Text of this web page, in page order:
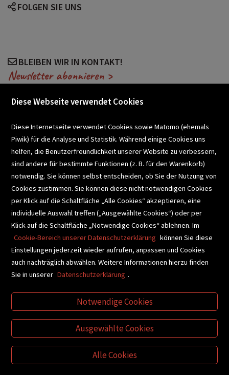
FOLGEN SIE UNS
BLEIBEN WIR IN KONTAKT!
Newsletter abonnieren >
SCHULBUCHSERVICE
BUCHEMPFEHLUNGEN
BIBLIOTHEKSSERVICE
VIDEO-TIPPS
VERTRAG WIDERRUFEN
Diese Webseite verwendet Cookies
Diese Internetseite verwendet Cookies sowie Matomo (ehemals
Piwik) für die Analyse und Statistik. Während einige Cookies uns
helfen, die Benutzerfreundlichkeit unserer Website zu verbessern,
sind andere für bestimmte Funktionen (z. B. für den Warenkorb)
notwendig. Sie können selbst entscheiden, ob Sie der Nutzung von
Cookies zustimmen. Sie können diese nicht notwendigen Cookies
per Klick auf die Schaltfläche „Alle Cookies“ akzeptieren, eine
individuelle Auswahl treffen („Ausgewählte Cookies“) oder per
Klick auf die Schaltfläche „Notwendige Cookies“ ablehnen. Im
Cookie-Bereich unserer Datenschutzerklärung können Sie diese
Einstellungen jederzeit wieder aufrufen, anpassen und Cookies
auch nachträglich abwählen. Weitere Informationen hierzu finden
Sie in unserer Datenschutzerklärung .
Notwendige Cookies
Ausgewählte Cookies
Alle Cookies